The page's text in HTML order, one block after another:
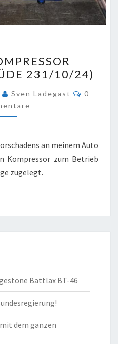
KOMPRESSOR
ZUGELEGT
(GÜDE
231/10/24)
231/10/24)
Sven Ladegast
0
an meinem Auto
Kompressor zum Betrieb
zugelegt.
Battlax BT-46
dem ganzen